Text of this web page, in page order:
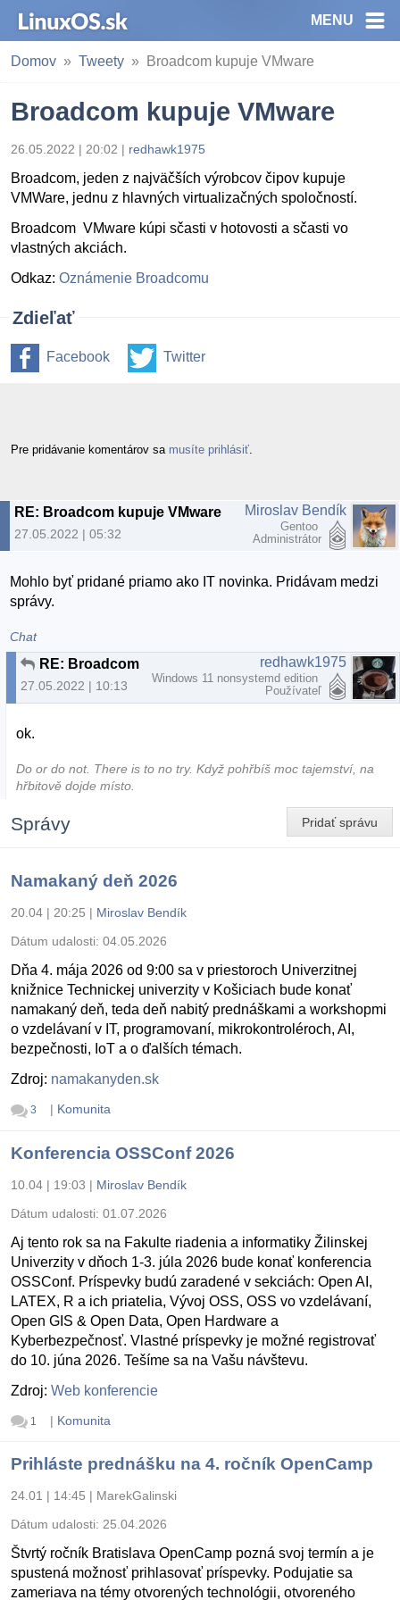
MENU
Domov Tweety Broadcom kupuje VMware
Broadcom kupuje VMware
26.05.2022 | 20:02 | redhawk1975
Broadcom, jeden z najväčších výrobcov čipov kupuje
VMWare, jednu z hlavných virtualizačných spoločností.
Broadcom VMware kúpi sčasti v hotovosti a sčasti vo
vlastných akciách.
Odkaz: Oznámenie Broadcomu
Zdieľať
Facebook Twitter
Pre pridávanie komentárov sa musíte prihlásiť
RE: Broadcom kupuje VMware
27.05.2022 | 05:32
Miroslav Bendík
Gentoo
Administrátor
Mohlo byť pridané priamo ako IT novinka. Pridávam medzi
správy.
Chat
RE: Broadcom kupuje VMware
27.05.2022 | 10:13
redhawk1975
Windows 11 nonsystemd edition
Používateľ
ok.
Do or do not. There is to no try.​ Když pohřbíš moc tajemství, na
hřbitově dojde místo.
Pridať správu
Správy
Namakaný deň 2026
20.04 | 20:25 | Miroslav Bendík
Dátum udalosti: 04.05.2026
Dňa 4. mája 2026 od 9:00 sa v priestoroch Univerzitnej
knižnice Technickej univerzity v Košiciach bude konať
namakaný deň, teda deň nabitý prednáškami a workshopmi
o vzdelávaní v IT, programovaní, mikrokontroléroch, AI,
bezpečnosti, IoT a o ďalších témach.
Zdroj: namakanyden.sk
3 | Komunita
Konferencia OSSConf 2026
10.04 | 19:03 | Miroslav Bendík
Dátum udalosti: 01.07.2026
Aj tento rok sa na Fakulte riadenia a informatiky Žilinskej
Univerzity v dňoch 1-3. júla 2026 bude konať konferencia
OSSConf. Príspevky budú zaradené v sekciách: Open AI,
LATEX, R a ich priatelia, Vývoj OSS, OSS vo vzdelávaní,
Open GIS & Open Data, Open Hardware a
Kyberbezpečnosť. Vlastné príspevky je možné registrovať
do 10. júna 2026. Tešíme sa na Vašu návštevu.
Zdroj: Web konferencie
1 | Komunita
Prihláste prednášku na 4. ročník OpenCamp
24.01 | 14:45 | MarekGalinski
Dátum udalosti: 25.04.2026
Štvrtý ročník Bratislava OpenCamp pozná svoj termín a je
spustená možnosť prihlasovať príspevky. Podujatie sa
zameriava na témy otvorených technológii, otvoreného